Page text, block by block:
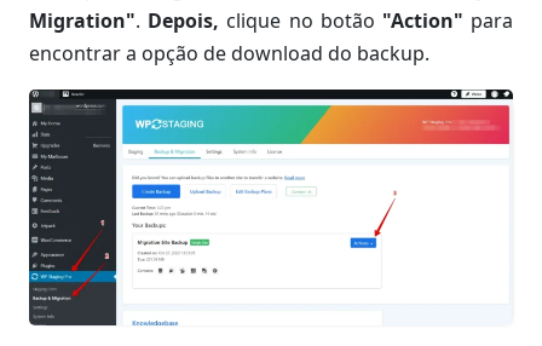
Migration". Depois, clique no botão "Action" para
encontrar a opção de download do backup.